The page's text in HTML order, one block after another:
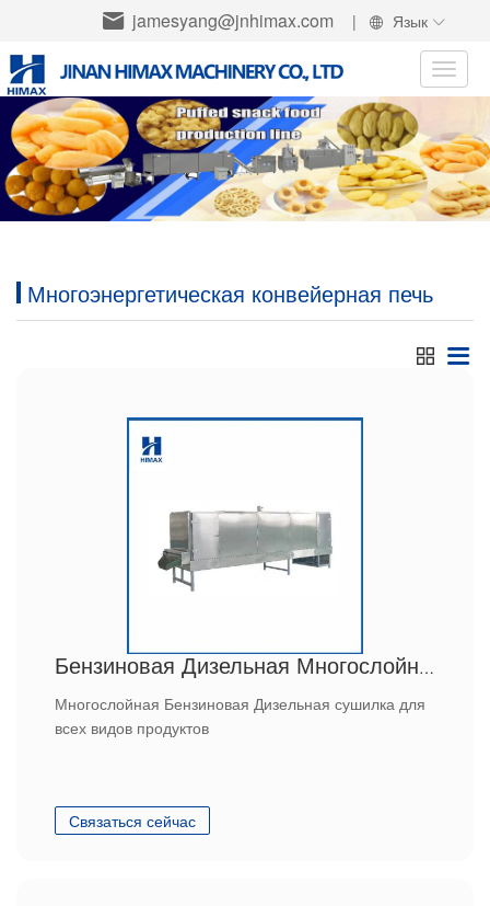
jamesyang@jnhimax.com | Язык
Toggle
Многоэнергетическая конвейерная печь
Бензиновая Дизельная Многослойная сушилка
Многослойная Бензиновая Дизельная сушилка для
всех видов продуктов
Связаться сейчас